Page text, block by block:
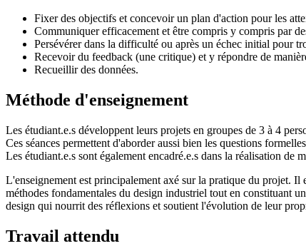
Fixer des objectifs et concevoir un plan d'action pour les
Communiquer efficacement et être compris y compris par
Persévérer dans la difficulté ou après un échec initial pour
Recevoir du feedback (une critique) et y répondre de
Recueillir des données.
Méthode d'enseignement
Les étudiant.e.s développent leurs projets en groupes de 3 à 4
Ces séances permettent d'aborder aussi bien les questions
Les étudiant.e.s sont également encadré.e.s dans la réalisation
L'enseignement est principalement axé sur la pratique du projet.
méthodes fondamentales du design industriel tout en constituant
design qui nourrit des réflexions et soutient l'évolution de leur
Travail attendu